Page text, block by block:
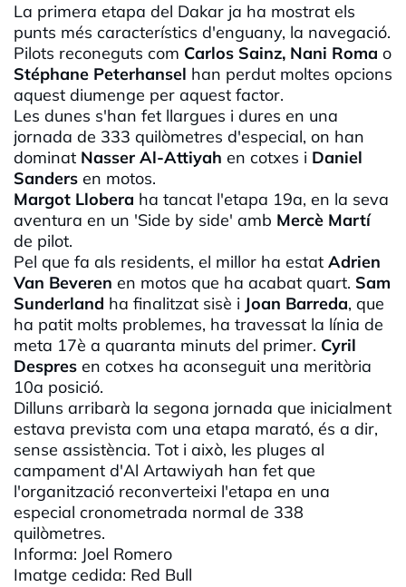
La primera etapa del Dakar ja ha mostrat els
punts més característics d'enguany, la navegació.
Pilots reconeguts com Carlos Sainz, Nani Roma o
Stéphane Peterhansel han perdut moltes opcions
aquest diumenge per aquest factor.
Les dunes s'han fet llargues i dures en una
jornada de 333 quilòmetres d'especial, on han
dominat Nasser Al-Attiyah en cotxes i Daniel
Sanders en motos.
Margot Llobera ha tancat l'etapa 19a, en la seva
aventura en un 'Side by side' amb Mercè Martí
de pilot.
Pel que fa als residents, el millor ha estat Adrien
Van Beveren en motos que ha acabat quart. Sam
Sunderland ha finalitzat sisè i Joan Barreda, que
ha patit molts problemes, ha travessat la línia de
meta 17è a quaranta minuts del primer. Cyril
Despres en cotxes ha aconseguit una meritòria
10a posició.
Dilluns arribarà la segona jornada que inicialment
estava prevista com una etapa marató, és a dir,
sense assistència. Tot i això, les pluges al
campament d'Al Artawiyah han fet que
l'organització reconverteixi l'etapa en una
especial cronometrada normal de 338
quilòmetres.
Informa: Joel Romero
Imatge cedida: Red Bull